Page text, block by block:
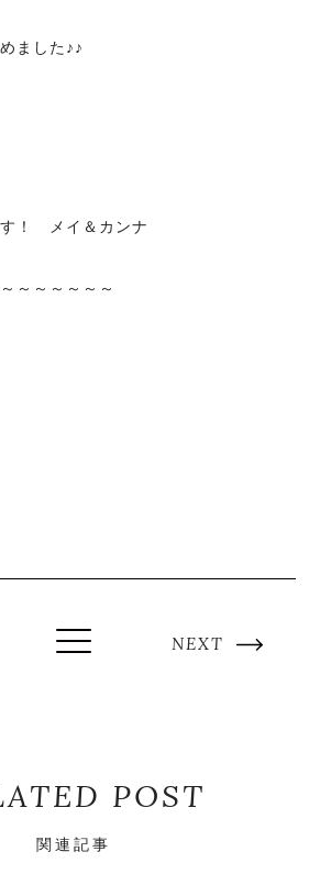
ました♪♪
！ メイ＆カンナ
～～～～～～
NEXT
POST
関連記事